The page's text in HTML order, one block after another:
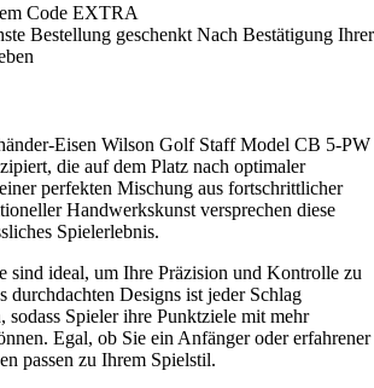
Code EXTRA
Bestellung geschenkt Nach Bestätigung Ihrer
Eisen Wilson Golf Staff Model CB 5-PW
die auf dem Platz nach optimaler
perfekten Mischung aus fortschrittlicher
Handwerkskunst versprechen diese
Spielerlebnis.
sind ideal, um Ihre Präzision und Kontrolle zu
durchdachten Designs ist jeder Schlag
sodass Spieler ihre Punktziele mit mehr
Egal, ob Sie ein Anfänger oder erfahrener
passen zu Ihrem Spielstil.